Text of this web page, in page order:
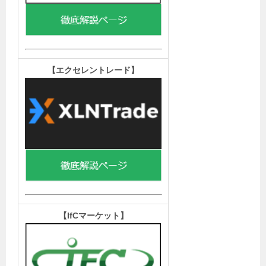
【エクセレントレード】
【IfCマーケット 】